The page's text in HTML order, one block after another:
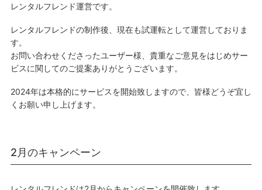
レンタルフレンド運営です。
レンタルフレンドの制作後、現在も試運転として運営しておりま
す。
お問い合わせくださったユーザー様、貴重なご意見をはじめサー
ビスに関してのご提案ありがとうございます。
2024年は本格的にサービスを開始致しますので、皆様どうぞ宜し
くお願い申し上げます。
2月のキャンペーン